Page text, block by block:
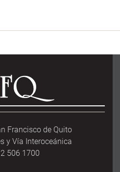
Francisco de Quito
y Vía Interoceánica
506 1700